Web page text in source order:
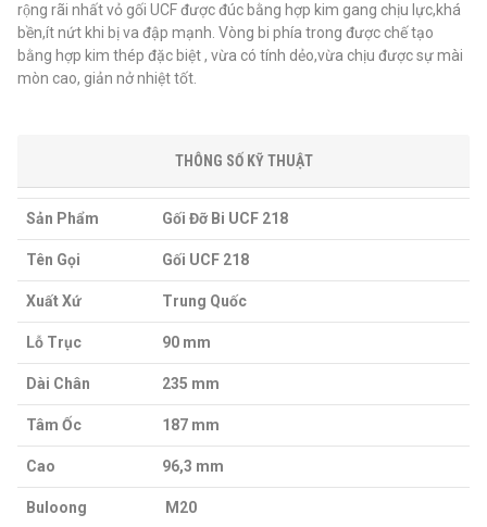
rộng rãi nhất vỏ gối UCF được đúc bằng hợp kim gang chịu lực,khá
bền,ít nứt khi bị va đập mạnh. Vòng bi phía trong được chế tạo
bằng hợp kim thép đặc biệt , vừa có tính dẻo,vừa chịu được sự mài
mòn cao, giản nở nhiệt tốt.
THÔNG SỐ KỸ THUẬT
Sản Phẩm Gối Đỡ Bi UCF 218
Tên Gọi Gối UCF 218
Xuất Xứ Trung Quốc
Lỗ Trục 90 mm
Dài Chân 235 mm
Tâm Ốc 187 mm
Cao 96,3 mm
Buloong M20